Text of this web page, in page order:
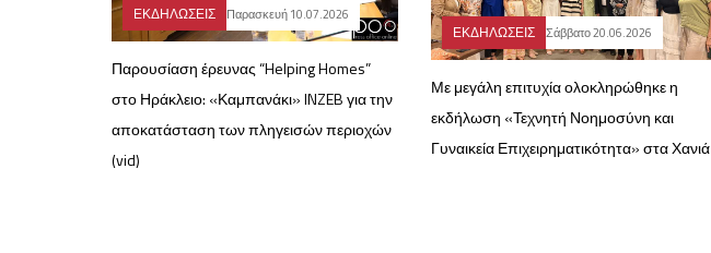
ΕΚΔΗΛΩΣΕΙΣ Παρασκευή 10.07.2026
Παρουσίαση έρευνας “Helping Homes”
στο Ηράκλειο: «Καμπανάκι» INZEB για την
αποκατάσταση των πληγεισών περιοχών
(vid)
ΕΚΔΗΛΩΣΕΙΣ Σάββατο 20.06.2026
Με μεγάλη επιτυχία ολοκληρώθηκε η
εκδήλωση «Τεχνητή Νοημοσύνη και
Γυναικεία Επιχειρηματικότητα» στα Χανιά